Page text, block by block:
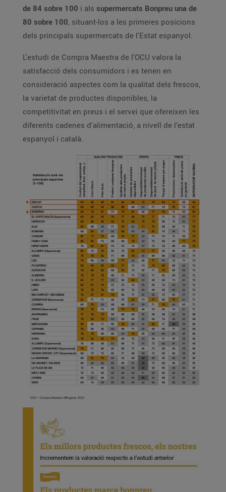
de 84 sobre 100 i als supermercats Bonpreu una de
80 sobre 100, situant-los a les primeres posicions
dels principals supermercats de l'Estat espanyol.
L'estudi de Compra Maestra de l'OCU valora la
satisfacció dels consumidors i es tenen en
consideració aspectes com la qualitat dels frescos,
la varietat de productes disponibles, la
competitivitat en preus i el servei que ofereixen les
diferents cadenes d'alimentació, a nivell de l’estat
espanyol i català.